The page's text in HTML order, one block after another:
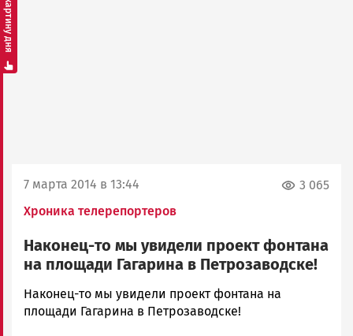
7 марта 2014 в 13:44
Хроника телерепортеров
3 065
Наконец-то мы увидели проект фонтана
на площади Гагарина в Петрозаводске!
admintimur
Новости
Наконец-то мы увидели проект фонтана на
площади Гагарина в Петрозаводске!